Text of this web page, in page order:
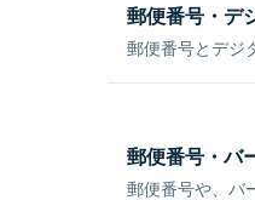
郵便番号・デ
郵便番号とデジ
郵便番号・バ
郵便番号や、バ